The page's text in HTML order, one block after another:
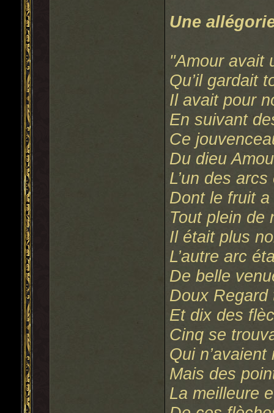
Une
"Amour avait
Qu’il gardait
Il avait pour
En suivant
Ce
Du dieu
L’un des
Dont le fruit
Tout plein
Il était plus
L’autre arc
De belle
Doux
Et dix des
Cinq se
Qui
Mais des
La meilleure